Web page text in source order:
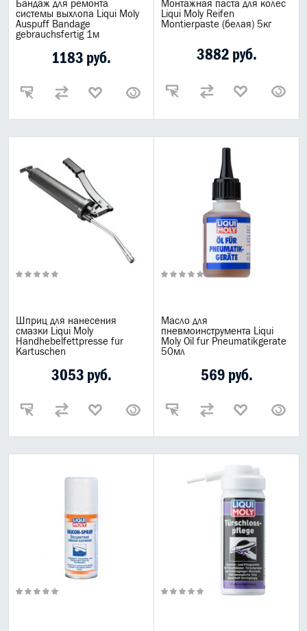
Бандаж для ремонта
системы выхлопа Liqui Moly
Auspuff Bandage
gebrauchsfertig 1м
1183 руб.
Монтажная паста для колес
Liqui Moly Reifen
Montierpaste (белая) 5кг
3882 руб.
Шприц для нанесения
смазки Liqui Moly
Handhebelfettpresse fur
Kartuschen
3053 руб.
Масло для
пневмоинструмента Liqui
Moly Oil fur Pneumatikgerate
50мл
569 руб.